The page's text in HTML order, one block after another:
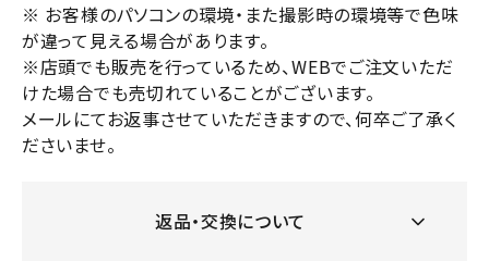
※ お客様のパソコンの環境・また撮影時の環境等で色味
が違って見える場合があります。
※店頭でも販売を行っているため、WEBでご注文いただ
けた場合でも売切れていることがございます。
メールにてお返事させていただきますので、何卒ご了承く
ださいませ。
返品・交換について